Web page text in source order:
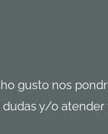
gusto nos
y/o atender